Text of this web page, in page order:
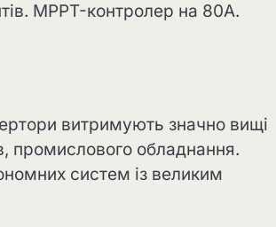
MPPT-контролер на 80A.
витримують значно вищі
промислового обладнання.
систем із великим